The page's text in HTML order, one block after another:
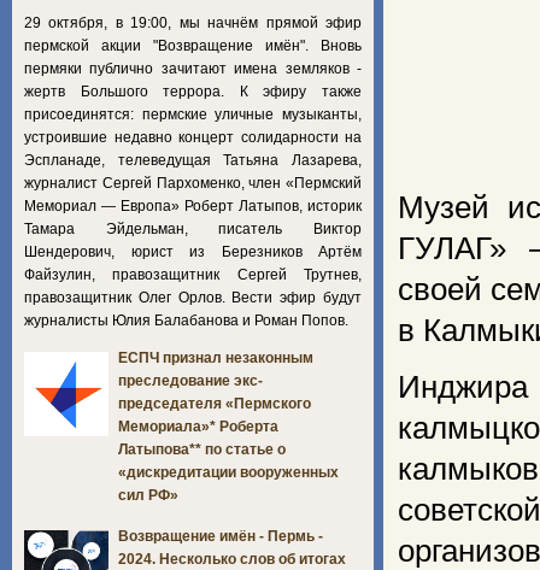
Музей
ГУЛАГ»
своей
в
Инджира
29 октября, в 19:00, мы начнём прямой эфир
пермской акции "Возвращение имён". Вновь
пермяки публично зачитают имена земляков -
жертв Большого террора. К эфиру также
присоединятся: пермские уличные музыканты,
устроившие недавно концерт солидарности на
Эспланаде, телеведущая Татьяна Лазарева,
журналист Сергей Пархоменко, член «Пермский
Мемориал — Европа» Роберт Латыпов, историк
Тамара Эйдельман, писатель Виктор
Шендерович, юрист из Березников Артём
Файзулин, правозащитник Сергей Трутнев,
правозащитник Олег Орлов. Вести эфир будут
журналисты Юлия Балабанова и Роман Попов.
ЕСПЧ признал незаконным
преследование экс-
председателя «Пермского
Мемориала»* Роберта
Латыпова** по статье о
«дискредитации вооруженных
сил РФ»
Возвращение имён - Пермь -
2024. Несколько слов об итогах